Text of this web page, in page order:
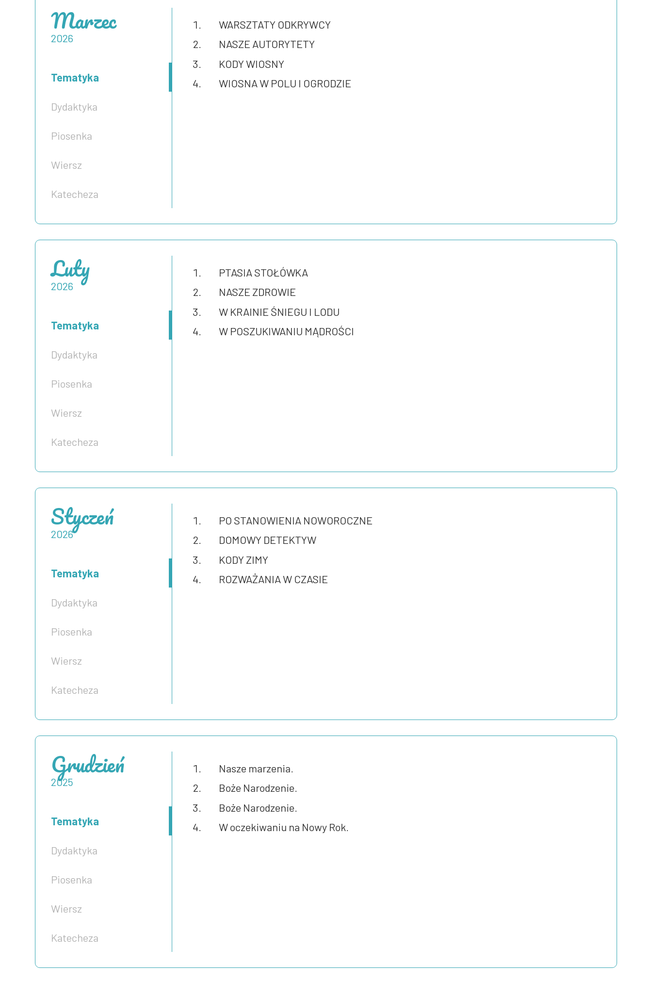
Marzec
2026
Tematyka
Dydaktyka
Piosenka
Wiersz
Katecheza
WARSZTATY ODKRYWCY
NASZE AUTORYTETY
KODY WIOSNY
WIOSNA W POLU I OGRODZIE
Luty
2026
Tematyka
Dydaktyka
Piosenka
Wiersz
Katecheza
PTASIA STOŁÓWKA
NASZE ZDROWIE
W KRAINIE ŚNIEGU I LODU
W POSZUKIWANIU MĄDROŚCI
Styczeń
2026
Tematyka
Dydaktyka
Piosenka
Wiersz
Katecheza
PO STANOWIENIA NOWOROCZNE
DOMOWY DETEKTYW
KODY ZIMY
ROZWAŻANIA W CZASIE
Grudzień
2025
Tematyka
Dydaktyka
Piosenka
Wiersz
Katecheza
Nasze marzenia.
Boże Narodzenie.
Boże Narodzenie.
W oczekiwaniu na Nowy Rok.